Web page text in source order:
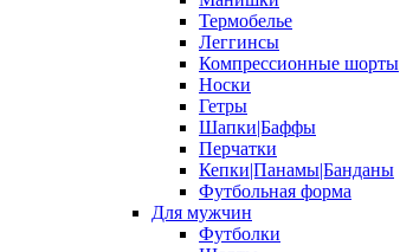
Термобелье
Леггинсы
Компрессионные шорты
Носки
Гетры
Шапки|Баффы
Перчатки
Кепки|Панамы|Банданы
Футбольная форма
Для мужчин
Футболки